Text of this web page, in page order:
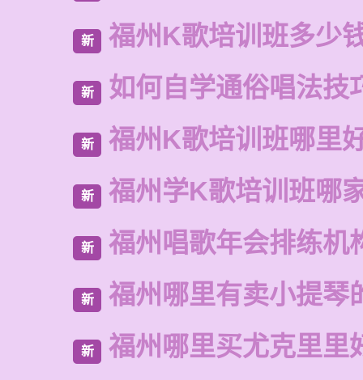
新 福州K歌培训班多少
新 如何自学通俗唱法技
新 福州K歌培训班哪里
新 福州学K歌培训班哪
新 福州唱歌年会排练机
新 福州哪里有卖小提琴
新 福州哪里买尤克里里